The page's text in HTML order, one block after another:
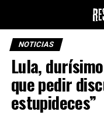
NOTICIAS
Lula,
que pedir
estupideces”